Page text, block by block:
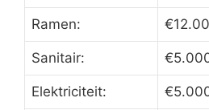
Ramen:
Sanitair:
Elektriciteit: